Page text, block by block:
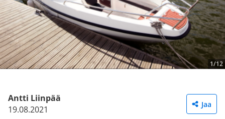
1/12
Antti Liinpää
19.08.2021
Jaa